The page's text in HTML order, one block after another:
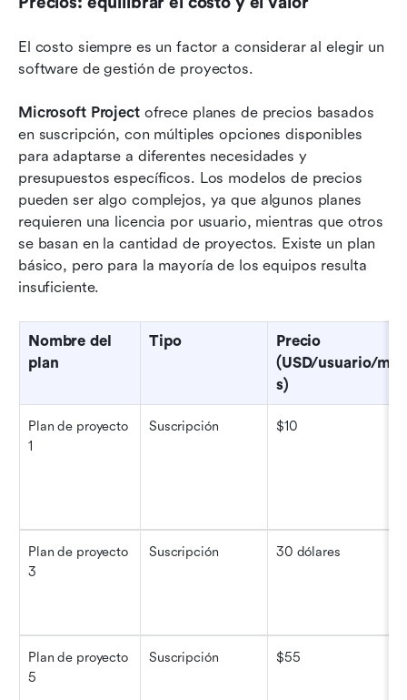
El costo siempre es un factor a considerar al elegir un
software de gestión de proyectos.
Microsoft Project ofrece planes de precios basados
en suscripción, con múltiples opciones disponibles
para adaptarse a diferentes necesidades y
presupuestos específicos. Los modelos de precios
pueden ser algo complejos, ya que algunos planes
requieren una licencia por usuario, mientras que otros
se basan en la cantidad de proyectos. Existe un plan
básico, pero para la mayoría de los equipos resulta
insuficiente.
Nombre del
plan
Tipo
Precio
(USD/usuario/me
s)
Plan de proyecto
1
Suscripción $10
Plan de proyecto
3
Suscripción 30 dólares
Plan de proyecto
5
Suscripción $55